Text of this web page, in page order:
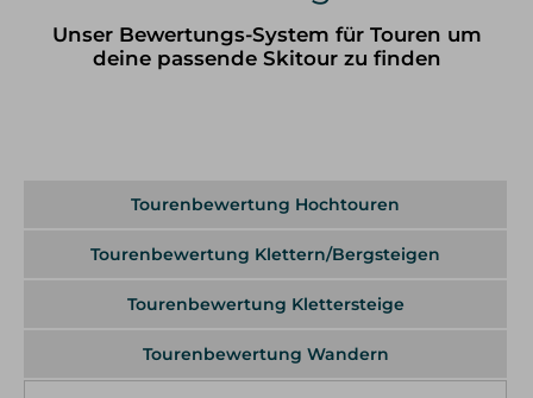
Klettersteig Mehrtagestouren
Ausbildung
Klettersteigkurse
Tiefschneekurse
Skitourenkurse
Lawinenkurse
Unser Bewertungs-System für Touren um
deine passende Skitour zu finden
Tourenbewertung Hochtouren
Tourenbewertung Klettern/Bergsteigen
Tourenbewertung Klettersteige
Tourenbewertung Wandern